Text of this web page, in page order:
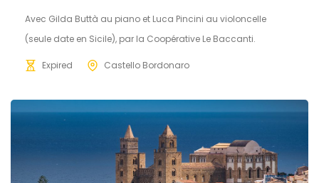
Avec Gilda Buttà au piano et Luca Pincini au violoncelle
(seule date en Sicile), par la Coopérative Le Baccanti.
Expired Castello Bordonaro